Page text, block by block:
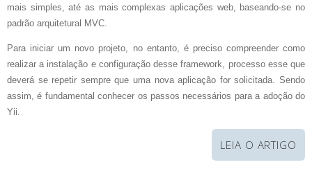
mais simples, até as mais complexas aplicações web, baseando-se no
padrão arquitetural MVC.
Para iniciar um novo projeto, no entanto, é preciso compreender como
realizar a instalação e configuração desse framework, processo esse que
deverá se repetir sempre que uma nova aplicação for solicitada. Sendo
assim, é fundamental conhecer os passos necessários para a adoção do
Yii.
LEIA O ARTIGO